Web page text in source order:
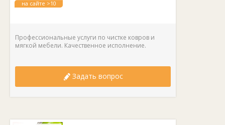
на сайте >10
Профессиональные услуги по чистке ковров и
мягкой мебели. Качественное исполнение.
Задать вопрос